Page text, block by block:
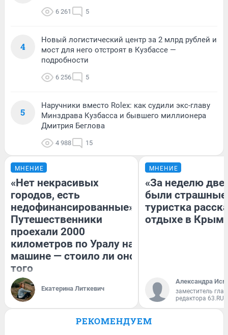
6 261 5
4
Новый логистический центр за 2 млрд рублей и
мост для него отстроят в Кузбассе —
подробности
6 256 5
5
Наручники вместо Rolex: как судили экс-главу
Минздрава Кузбасса и бывшего миллионера
Дмитрия Беглова
4 988 15
МНЕНИЕ
«Нет некрасивых
городов, есть
недофинансированные».
Путешественники
проехали 2000
километров по Уралу на
машине — стоило ли оно
того
Екатерина Литкевич
МНЕНИЕ
«За неделю две
были
туристка
отдыхе в
Александра
заместитель
редактора 63.RU
РЕКОМЕНДУЕМ